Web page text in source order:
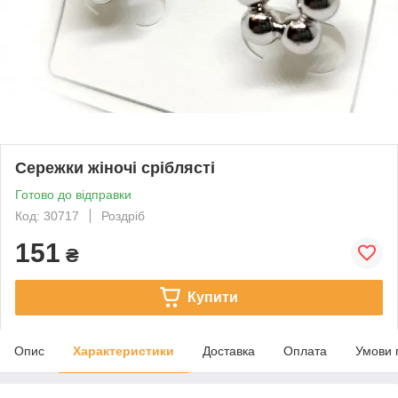
Сережки жіночі сріблясті
Готово до відправки
Код: 30717
Роздріб
151 ₴
Купити
Опис Характеристики Доставка Оплата Умови